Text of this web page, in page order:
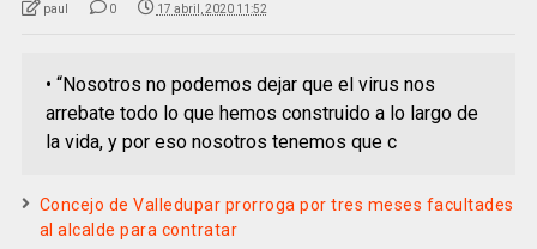
paul 0 17 abril, 2020 11:52
• “Nosotros no podemos dejar que el virus nos
arrebate todo lo que hemos construido a lo largo de
la vida, y por eso nosotros tenemos que c
Concejo de Valledupar prorroga por tres meses facultades
al alcalde para contratar